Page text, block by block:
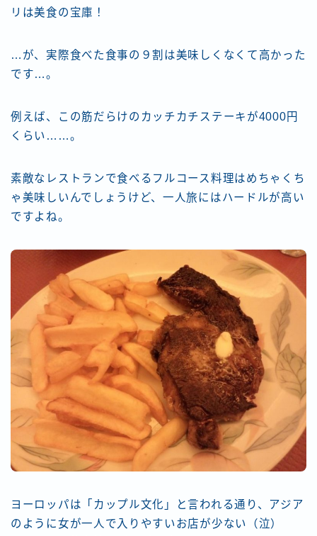
リは美食の宝庫！
…が、実際食べた食事の９割は美味しくなくて高かった
です…。
例えば、この筋だらけのカッチカチステーキが4000円
くらい……。
素敵なレストランで食べるフルコース料理はめちゃくち
ゃ美味しいんでしょうけど、一人旅にはハードルが高い
ですよね。
ヨーロッパは「カップル文化」と言われる通り、アジア
のように女が一人で入りやすいお店が少ない（泣）